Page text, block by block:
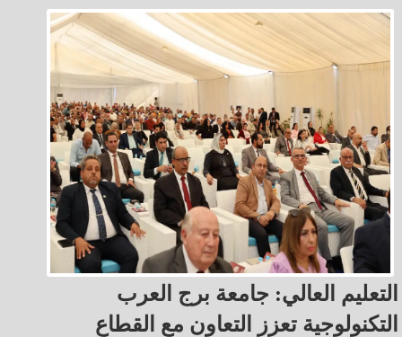
التعليم العالي: جامعة برج العرب
التكنولوجية تعزز التعاون مع القطاع